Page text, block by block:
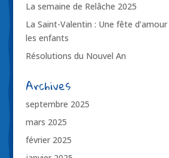
La semaine de Relâche 2025
La Saint-Valentin : Une fête
les enfants
Résolutions du Nouvel An
Archives
septembre 2025
mars 2025
février 2025